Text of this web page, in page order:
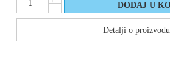
Detalji o proizvodu